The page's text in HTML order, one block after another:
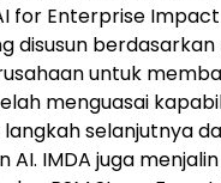
for Enterprise
disusun
untuk
menguasai
selanjutnya
AI. IMDA juga